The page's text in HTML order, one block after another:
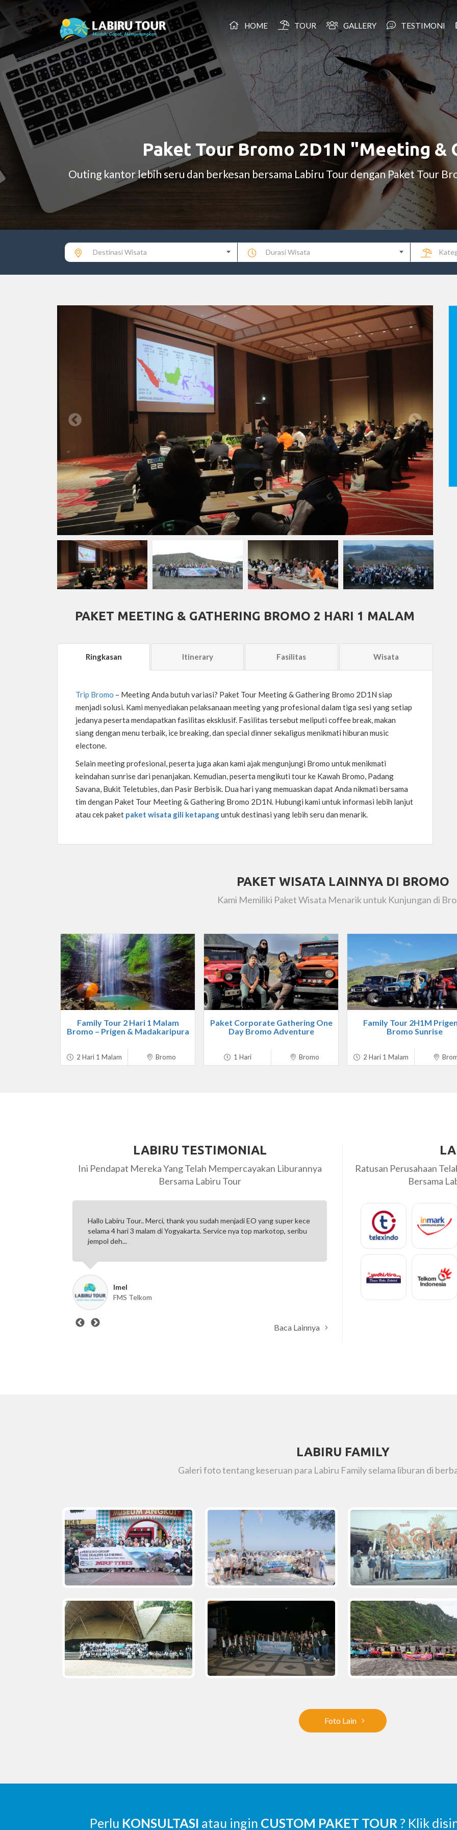
HOME TOUR GALLERY TESTIMONI
Paket Tour Bromo 2D1N "Meeting &
Outing kantor lebih seru dan berkesan bersama Labiru Tour dengan Paket Tour
Destinasi Wisata Durasi Wisata
PAKET MEETING & GATHERING BROMO 2 HARI 1 MALAM
Ringkasan Itinerary Fasilitas Wisata
Trip Bromo – Meeting Anda butuh variasi? Paket Tour Meeting & Gathering Bromo 2D1N siap
menjadi solusi. Kami menyediakan pelaksanaan meeting yang profesional dalam tiga sesi yang setiap
jedanya peserta mendapatkan fasilitas eksklusif. Fasilitas tersebut meliputi coffee break, makan
siang dengan menu terbaik, ice breaking, dan special dinner sekaligus menikmati hiburan music
electone.
Selain meeting profesional, peserta juga akan kami ajak mengunjungi Bromo untuk menikmati
keindahan sunrise dari penanjakan. Kemudian, peserta mengikuti tour ke Kawah Bromo, Padang
Savana, Bukit Teletubies, dan Pasir Berbisik. Dua hari yang memuaskan dapat Anda nikmati bersama
tim dengan Paket Tour Meeting & Gathering Bromo 2D1N. Hubungi kami untuk informasi lebih lanjut
atau cek paket paket wisata gili ketapanguntuk destinasi yang lebih seru dan menarik.
PAKET WISATA LAINNYA DI BROMO
Kami Memiliki Paket Wisata Menarik untuk Kunjungan di
Family Tour 2 Hari 1 Malam
Bromo – Prigen & Madakaripura
2 Hari 1 Malam Bromo
Paket Corporate Gathering One
Day Bromo Adventure
1 Hari Bromo
Family Tour 2H1M
Bromo Sunrise
2 Hari 1 Malam
LABIRU TESTIMONIAL
Ini Pendapat Mereka Yang Telah Mempercayakan Liburannya
Bersama Labiru Tour
Pertama kali menggunakan Labiru ke Bali 4H3M. Mau request apa aja
bisa, guidenya ramah, selama perjalanan menyenangkan.
Pokonyaaaaaaa happy dengan Labiru....
Riska
PT Ferbe Berkat Teknologi
Sangat baik untuk pelayanan
games
Vicky Hanggara
PT.Panca Maju Jaya
Baca Lainnya
Ratusan Perusahaan
Bersama
LABIRU FAMILY
Galeri foto tentang keseruan para Labiru Family selama liburan di
Foto Lain
Perlu KONSULTASI atau ingin CUSTOM PAKET TOUR ? Klik